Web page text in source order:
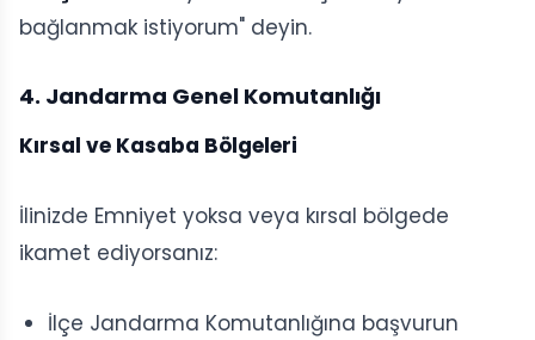
bağlanmak istiyorum" deyin.
4. Jandarma Genel Komutanlığı
Kırsal ve Kasaba Bölgeleri
İlinizde Emniyet yoksa veya kırsal bölgede
ikamet ediyorsanız:
İlçe Jandarma Komutanlığına başvurun